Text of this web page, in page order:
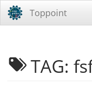
Toppoint
TAG: